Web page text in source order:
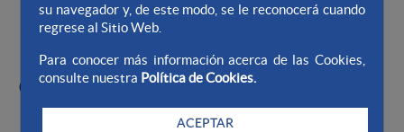
su navegador y, de este modo, se le reconocerá cuando
regrese al Sitio Web.
Para conocer más información acerca de las Cookies,
consulte nuestra Política de Cookies.
ACEPTAR
Servicio municipal de agua-Tarifas > Tarifas > Galicia
>
Orense